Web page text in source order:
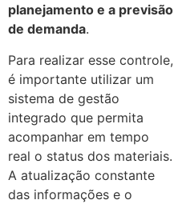
planejamento e a previsão
de demanda.
Para realizar esse controle,
é importante utilizar um
sistema de gestão
integrado que permita
acompanhar em tempo
real o status dos materiais.
A atualização constante
das informações e o